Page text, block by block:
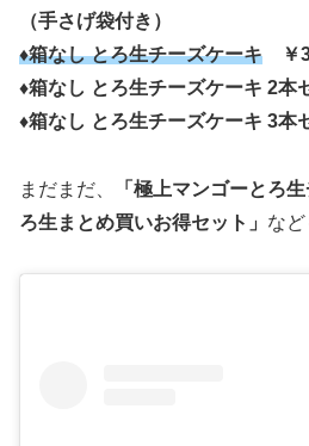
（手さげ袋付き）
♦箱なし とろ生チーズケーキ ￥
♦箱なし とろ生チーズケーキ 2
♦箱なし とろ生チーズケーキ 3
まだまだ、 「極上マンゴーとろ
ろ生まとめ買いお得セット」 など